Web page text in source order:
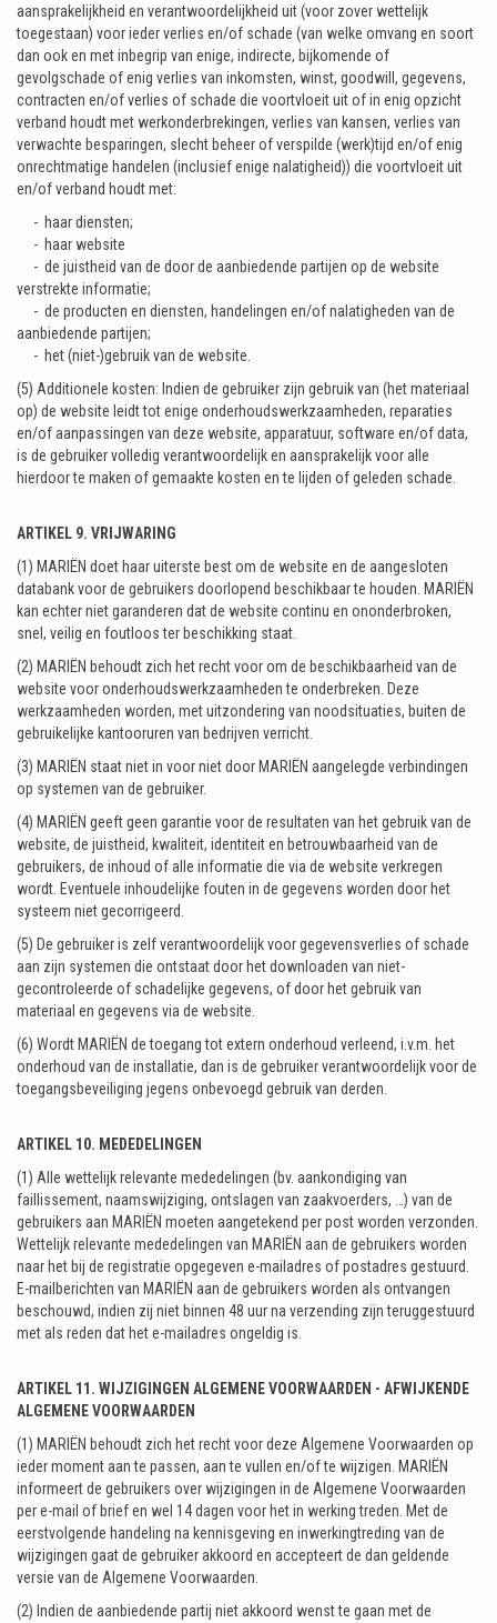
aansprakelijkheid en verantwoordelijkheid uit (voor zover wettelijk
toegestaan) voor ieder verlies en/of schade (van welke omvang en soort
dan ook en met inbegrip van enige, indirecte, bijkomende of
gevolgschade of enig verlies van inkomsten, winst, goodwill, gegevens,
contracten en/of verlies of schade die voortvloeit uit of in enig opzicht
verband houdt met werkonderbrekingen, verlies van kansen, verlies van
verwachte besparingen, slecht beheer of verspilde (werk)tijd en/of enig
onrechtmatige handelen (inclusief enige nalatigheid)) die voortvloeit uit
en/of verband houdt met:
- haar diensten;
- haar website
- de juistheid van de door de aanbiedende partijen op de website
verstrekte informatie;
- de producten en diensten, handelingen en/of nalatigheden van de
aanbiedende partijen;
- het (niet-)gebruik van de website.
(5) Additionele kosten: Indien de gebruiker zijn gebruik van (het materiaal
op) de website leidt tot enige onderhoudswerkzaamheden, reparaties
en/of aanpassingen van deze website, apparatuur, software en/of data,
is de gebruiker volledig verantwoordelijk en aansprakelijk voor alle
hierdoor te maken of gemaakte kosten en te lijden of geleden schade.
ARTIKEL 9. VRIJWARING
(1) MARIËN doet haar uiterste best om de website en de aangesloten
databank voor de gebruikers doorlopend beschikbaar te houden. MARIËN
kan echter niet garanderen dat de website continu en ononderbroken,
snel, veilig en foutloos ter beschikking staat.
(2) MARIËN behoudt zich het recht voor om de beschikbaarheid van de
website voor onderhoudswerkzaamheden te onderbreken. Deze
werkzaamheden worden, met uitzondering van noodsituaties, buiten de
gebruikelijke kantooruren van bedrijven verricht.
(3) MARIËN staat niet in voor niet door MARIËN aangelegde verbindingen
op systemen van de gebruiker.
(4) MARIËN geeft geen garantie voor de resultaten van het gebruik van de
website, de juistheid, kwaliteit, identiteit en betrouwbaarheid van de
gebruikers, de inhoud of alle informatie die via de website verkregen
wordt. Eventuele inhoudelijke fouten in de gegevens worden door het
systeem niet gecorrigeerd.
(5) De gebruiker is zelf verantwoordelijk voor gegevensverlies of schade
aan zijn systemen die ontstaat door het downloaden van niet-
gecontroleerde of schadelijke gegevens, of door het gebruik van
materiaal en gegevens via de website.
(6) Wordt MARIËN de toegang tot extern onderhoud verleend, i.v.m. het
onderhoud van de installatie, dan is de gebruiker verantwoordelijk voor de
toegangsbeveiliging jegens onbevoegd gebruik van derden.
ARTIKEL 10. MEDEDELINGEN
(1) Alle wettelijk relevante mededelingen (bv. aankondiging van
faillissement, naamswijziging, ontslagen van zaakvoerders, …) van de
gebruikers aan MARIËN moeten aangetekend per post worden verzonden.
Wettelijk relevante mededelingen van MARIËN aan de gebruikers worden
naar het bij de registratie opgegeven e-mailadres of postadres gestuurd.
E-mailberichten van MARIËN aan de gebruikers worden als ontvangen
beschouwd, indien zij niet binnen 48 uur na verzending zijn teruggestuurd
met als reden dat het e-mailadres ongeldig is.
ARTIKEL 11. WIJZIGINGEN ALGEMENE VOORWAARDEN - AFWIJKENDE
ALGEMENE VOORWAARDEN
(1) MARIËN behoudt zich het recht voor deze Algemene Voorwaarden op
ieder moment aan te passen, aan te vullen en/of te wijzigen. MARIËN
informeert de gebruikers over wijzigingen in de Algemene Voorwaarden
per e-mail of brief en wel 14 dagen voor het in werking treden. Met de
eerstvolgende handeling na kennisgeving en inwerkingtreding van de
wijzigingen gaat de gebruiker akkoord en accepteert de dan geldende
versie van de Algemene Voorwaarden.
(2) Indien de aanbiedende partij niet akkoord wenst te gaan met de